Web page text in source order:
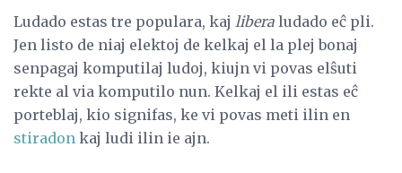
Ludado estas tre populara, kaj libera ludado eĉ pli.
Jen listo de niaj elektoj de kelkaj el la plej bonaj
senpagaj komputilaj ludoj, kiujn vi povas elŝuti
rekte al via komputilo nun. Kelkaj el ili estas eĉ
porteblaj, kio signifas, ke vi povas meti ilin en
stiradon kaj ludi ilin ie ajn.